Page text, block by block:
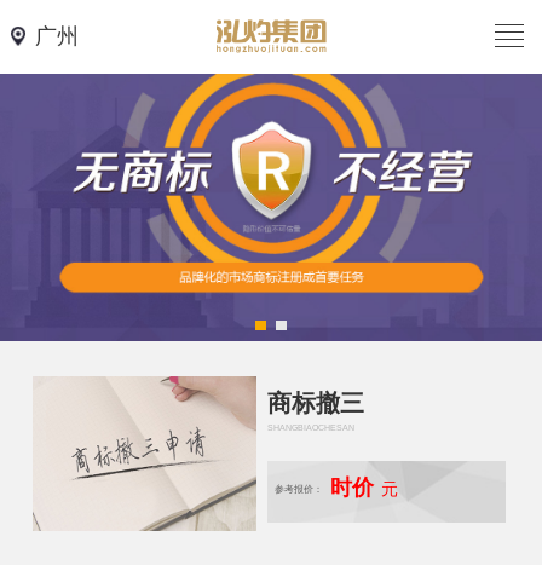
广州
商标撤三
SHANGBIAOCHESAN
参考报价： 时价 元